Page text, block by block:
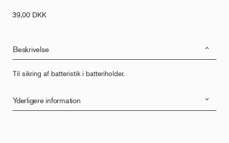
39,00 DKK
Beskrivelse
Til sikring af batteristik i batteriholder.
Yderligere information